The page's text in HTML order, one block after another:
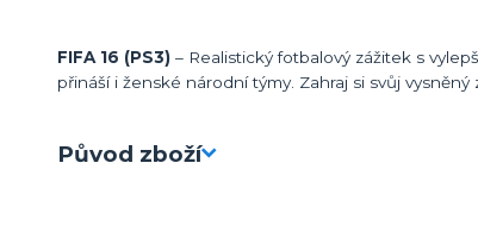
FIFA 16 (PS3) – Realistický fotbalový zážitek s
přináší i ženské národní týmy. Zahraj si svůj vysněný
Původ zboží